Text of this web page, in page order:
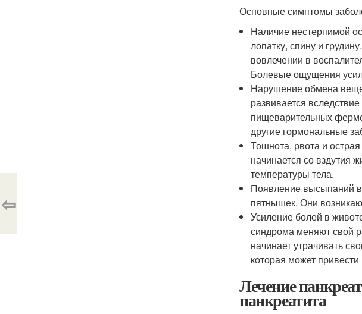
Основные симптомы
Наличие нестерпимой
лопатку, спину и
вовлечении в
Болевые ощущения
Нарушение обмена
развивается
пищеварительных
другие гормональные
Тошнота, рвота и
начинается со вздутия
температуры тела.
Появление высыпаний в
пятнышек. Они
Усиление болей в
синдрома меняют свой
начинает утрачивать
которая может
Лечение
панкреатита
⇦